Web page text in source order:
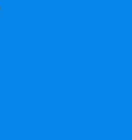
₫
trẻ em 968